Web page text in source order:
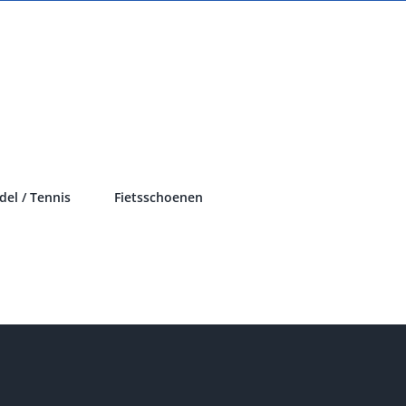
/ Tennis Fietsschoenen